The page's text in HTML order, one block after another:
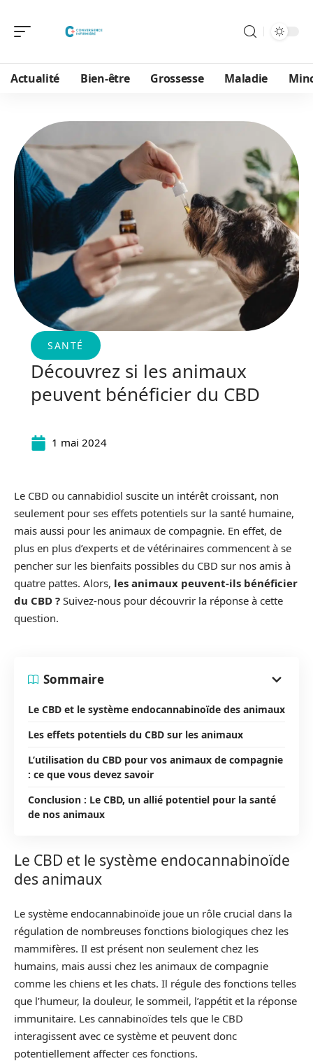
Actualité Bien-être Grossesse Maladie
SANTÉ
Découvrez si les animaux
peuvent bénéficier du CBD
1 mai 2024
Le CBD ou cannabidiol suscite un intérêt croissant, non
seulement pour ses effets potentiels sur la santé humaine,
mais aussi pour les animaux de compagnie. En effet, de
plus en plus d’experts et de vétérinaires commencent à se
pencher sur les bienfaits possibles du CBD sur nos amis à
quatre pattes. Alors, les animaux peuvent-ils bénéficier
du CBD ? Suivez-nous pour découvrir la réponse à cette
question.
Sommaire
Le CBD et le système endocannabinoïde des animaux
Les effets potentiels du CBD sur les animaux
L’utilisation du CBD pour vos animaux de compagnie
: ce que vous devez savoir
Conclusion : Le CBD, un allié potentiel pour la santé
de nos animaux
Le CBD et le système endocannabinoïde
des animaux
Le système endocannabinoïde joue un rôle crucial dans la
régulation de nombreuses fonctions biologiques chez les
mammifères. Il est présent non seulement chez les
humains, mais aussi chez les animaux de compagnie
comme les chiens et les chats. Il régule des fonctions telles
que l’humeur, la douleur, le sommeil, l’appétit et la réponse
immunitaire. Les cannabinoïdes tels que le CBD
interagissent avec ce système et peuvent donc
potentiellement affecter ces fonctions.